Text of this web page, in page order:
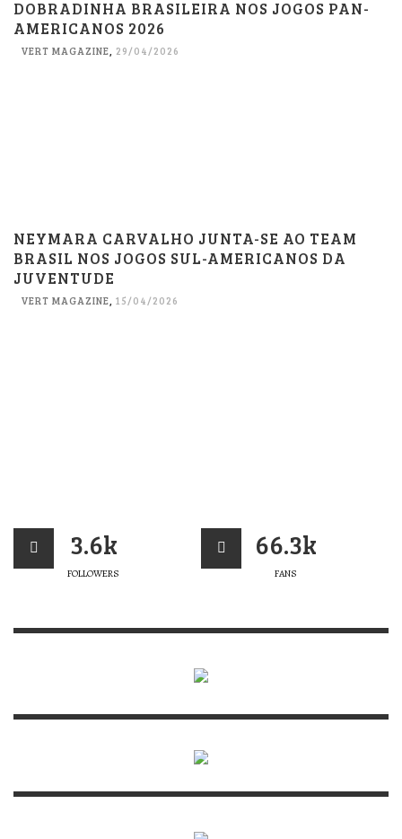
DOBRADINHA BRASILEIRA NOS JOGOS PAN-
AMERICANOS 2026
VERT MAGAZINE 29/04/2026
NEYMARA CARVALHO JUNTA-SE AO TEAM
BRASIL NOS JOGOS SUL-AMERICANOS DA
JUVENTUDE
VERT MAGAZINE, 15/04/2026
3.6k
FOLLOWERS
66.3k
FANS